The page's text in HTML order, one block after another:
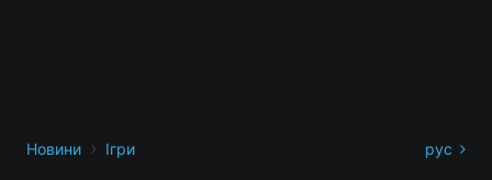
Новини › Ігри рус